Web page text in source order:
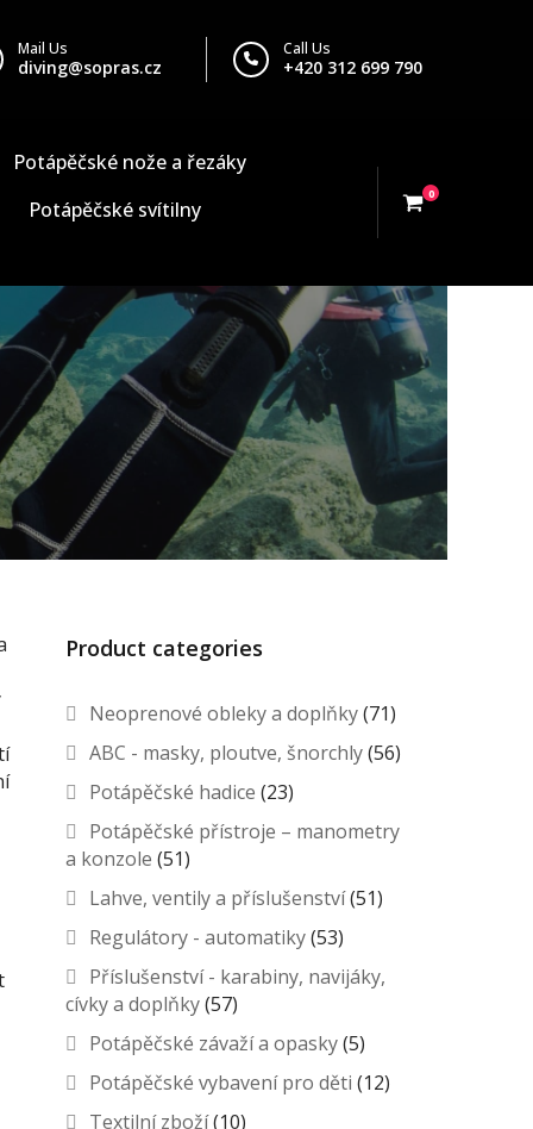
Call Us
+420 312 699 790
Mail Us
diving@sopras.cz
Potápěčské nože a řezáky
Potápěčské svítilny
0
Product categories
Neoprenové obleky a doplňky(71)
ABC - masky, ploutve, šnorchly(56)
Potápěčské hadice (23)
Potápěčské přístroje – manometry
a konzole (51)
Lahve, ventily a příslušenství(51)
Regulátory - automatiky(53)
Příslušenství - karabiny, navijáky,
cívky a doplňky(57)
Potápěčské závaží a opasky(5)
Potápěčské vybavení pro děti (12)
Textilní zboží(10)